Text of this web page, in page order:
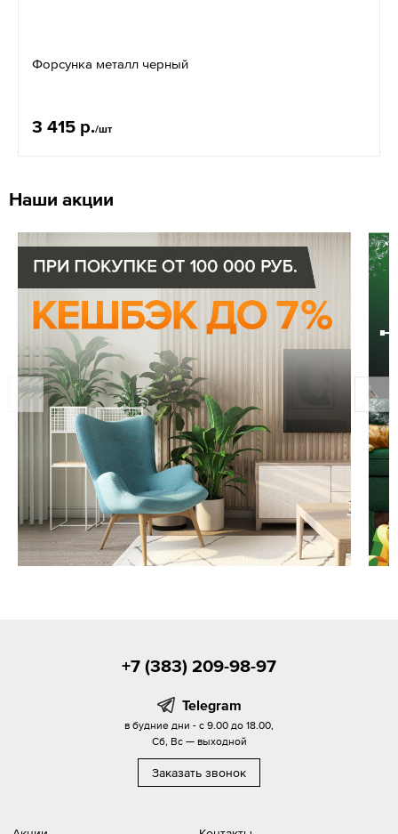
Форсунка металл черный
3 415 р./шт
Наши акции
+7 (383) 209-98-97
Telegram
в будние дни - с 9.00 до 18.00,
Сб, Вс — выходной
Заказать звонок